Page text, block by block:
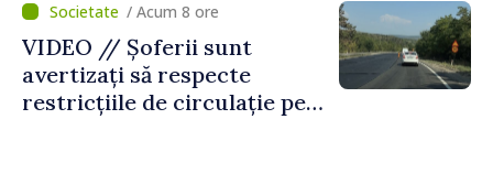
/ Acum 8 ore
VIDEO // Șoferii sunt
avertizați să respecte
restricțiile de circulație pe